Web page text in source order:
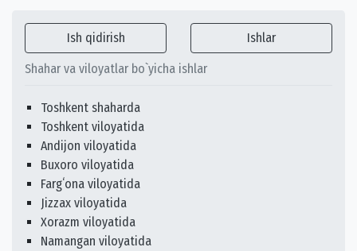
Ish qidirish Ishlar
Shahar va viloyatlar bo`yicha ishlar
Toshkent shaharda
Toshkent viloyatida
Andijon viloyatida
Buxoro viloyatida
Fargʻona viloyatida
Jizzax viloyatida
Xorazm viloyatida
Namangan viloyatida